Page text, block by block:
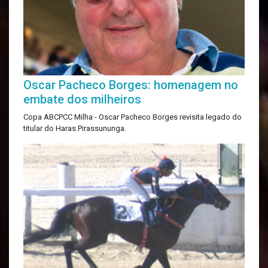
Oscar Pacheco Borges: homenagem no
embate dos milheiros
Copa ABCPCC Milha - Oscar Pacheco Borges revisita legado do
titular do Haras Pirassununga.